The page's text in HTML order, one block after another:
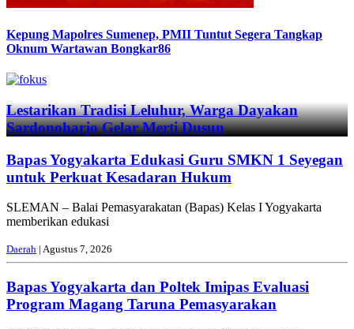
Kepung Mapolres Sumenep, PMII Tuntut Segera Tangkap
Oknum Wartawan Bongkar86
Previous
Next
Lestarikan Tradisi Leluhur, Warga Dayakan
Sardonoharjo Gelar Merti Dusun
Bapas Yogyakarta Edukasi Guru SMKN 1 Seyegan
untuk Perkuat Kesadaran Hukum
SLEMAN – Balai Pemasyarakatan (Bapas) Kelas I Yogyakarta
memberikan edukasi
Daerah | Agustus 7, 2026
Bapas Yogyakarta dan Poltek Imipas Evaluasi
Program Magang Taruna Pemasyarakan